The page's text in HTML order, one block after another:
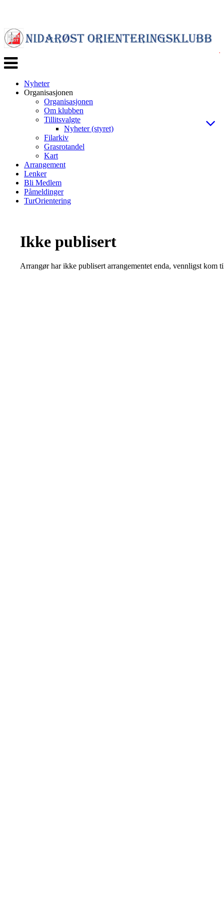
Veksle
navigasjon
Nyheter
Organisasjonen
Organisasjonen
Om klubben
Tillitsvalgte
Nyheter (styret)
Filarkiv
Grasrotandel
Kart
Arrangement
Lenker
Bli Medlem
Påmeldinger
TurOrientering
Ikke publisert
Arrangør har ikke publisert arrangementet enda, vennligst kom